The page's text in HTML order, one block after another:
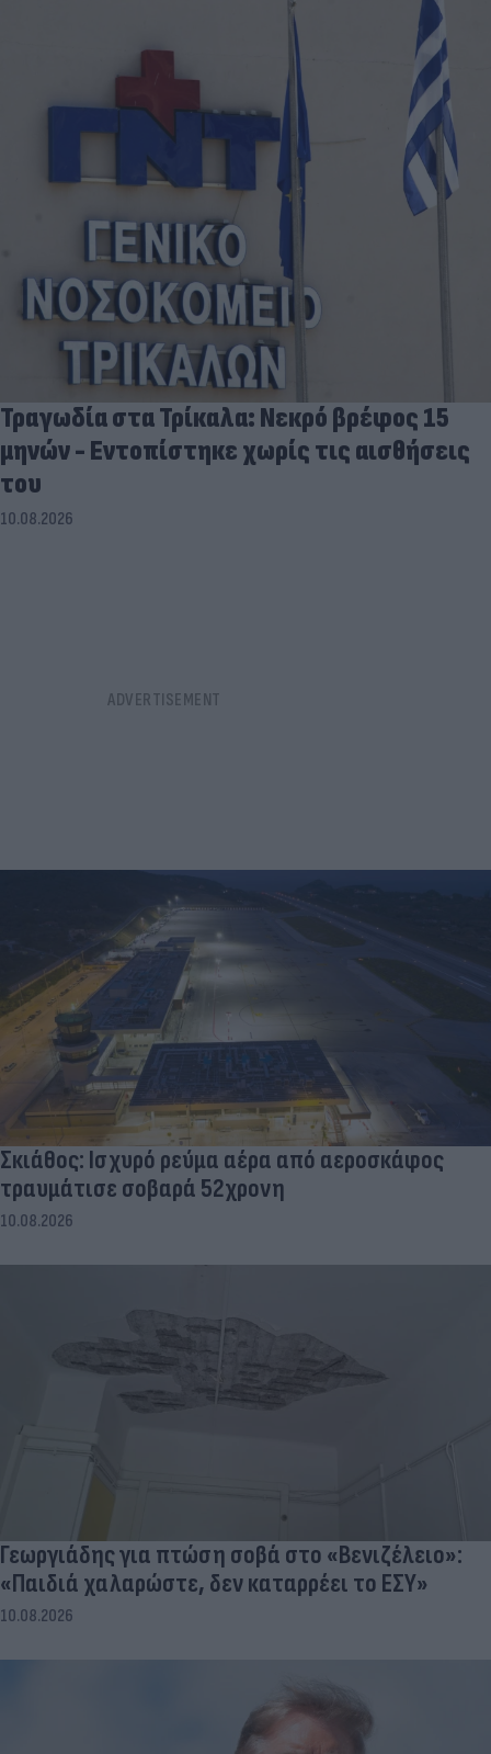
Τραγωδία στα Τρίκαλα: Νεκρό βρέφος 15
μηνών - Εντοπίστηκε χωρίς τις αισθήσεις
του
10.08.2026
Σκιάθος: Ισχυρό ρεύμα αέρα από αεροσκάφος
τραυμάτισε σοβαρά 52χρονη
10.08.2026
Γεωργιάδης για πτώση σοβά στο «Βενιζέλειο»:
«Παιδιά χαλαρώστε, δεν καταρρέει το ΕΣΥ»
10.08.2026